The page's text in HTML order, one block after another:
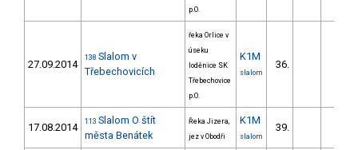
p.O.
27.09.2014
138 Slalom v
Třebechovicích
řeka Orlice v
úseku
loděnice SK
Třebechovice
p.O.
K1M
slalom
36.
17.08.2014 113 Slalom O štít
města Benátek
Řeka Jizera,
jez v Obodři
K1M
slalom
39.